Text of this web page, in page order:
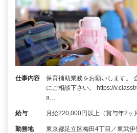
仕事内容
保育補助業務をお願いします。
にご相談下さい。 https://
a…
給与 月給220,000円以上（賞与年2ヶ
勤務地
東京都足立区梅田4丁目／東武